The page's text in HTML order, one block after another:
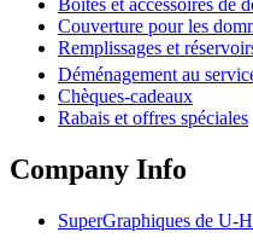
Boîtes et accessoires de
Couverture pour les
Remplissages et
Déménagement au
Chèques-cadeaux
Rabais et offres spéciales
Company Info
SuperGraphiques de U-